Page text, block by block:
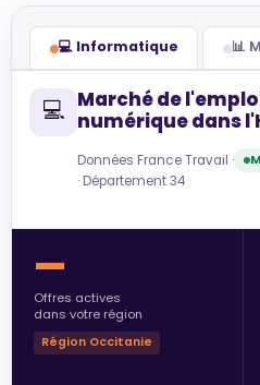
💻 Informatique 📊
💻 Marché de
numérique dans
Données France Travail ·
· Département 34
—
Offres actives
dans votre région
Région Occitanie